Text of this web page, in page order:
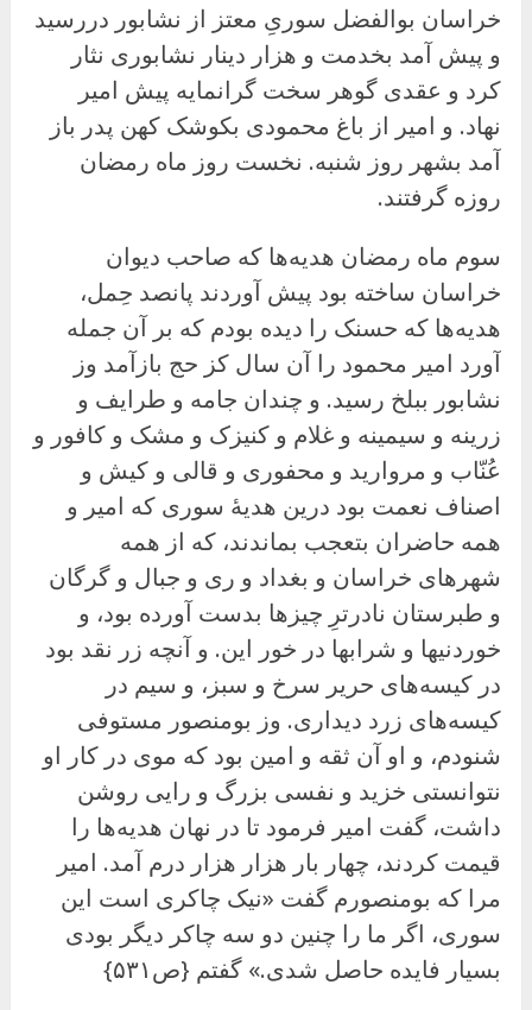
خراسان بوالفضل سوریِ معتز از نشابور دررسید
و پیش آمد بخدمت و هزار دینار نشابوری نثار
کرد و عقدی گوهر سخت گرانمایه پیش امیر
نهاد. و امیر از باغ محمودی بکوشک کهن پدر باز
آمد بشهر روز شنبه. نخست روز ماه رمضان
روزه گرفتند.
سوم ماه رمضان هدیه‌ها که صاحب دیوان
خراسان ساخته بود پیش آوردند پانصد حِمل،
هدیه‌ها که حسنک را دیده بودم که بر آن جمله
آورد امیر محمود را آن سال کز حج بازآمد وز
نشابور ببلخ رسید. و چندان جامه و طرایف و
زرینه و سیمینه و غلام و کنیزک و مشک و کافور و
عُنّاب و مروارید و محفوری و قالی و کیش و
اصناف نعمت بود درین هدیهٔ سوری که امیر و
همه حاضران بتعجب بماندند، که از همه
شهرهای خراسان و بغداد و ری و جبال و گرگان
و طبرستان نادرترِ چیزها بدست آورده بود، و
خوردنیها و شرابها در خور این. و آنچه زر نقد بود
در کیسه‌های حریر سرخ و سبز، و سیم در
کیسه‌های زرد دیداری. وز بومنصور مستوفی
شنودم، و او آن ثقه و امین بود که موی در کار او
نتوانستی خزید و نفسی بزرگ و رایی روشن
داشت، گفت امیر فرمود تا در نهان هدیه‌ها را
قیمت کردند، چهار بار هزار هزار درم آمد. امیر
مرا که بومنصورم گفت «نیک چاکری است این
سوری، اگر ما را چنین دو سه چاکر دیگر بودی
بسیار فایده حاصل شدی.» گفتم {ص۵۳۱}